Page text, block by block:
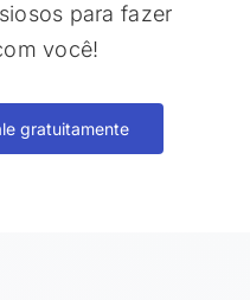
para fazer
você!
gratuitamente